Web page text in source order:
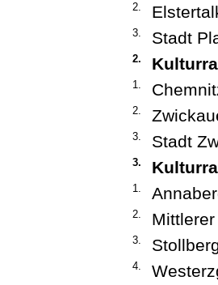
2.
3. Stadt
2.
1.
2.
3. Stadt
3.
1.
2.
3.
4.